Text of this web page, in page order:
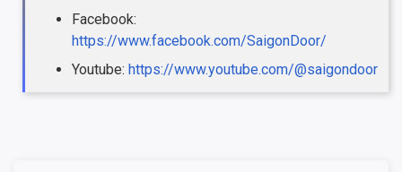
Facebook:
https://www.facebook.com/SaigonDoor/
Youtube: https://www.youtube.com/@saigondoor